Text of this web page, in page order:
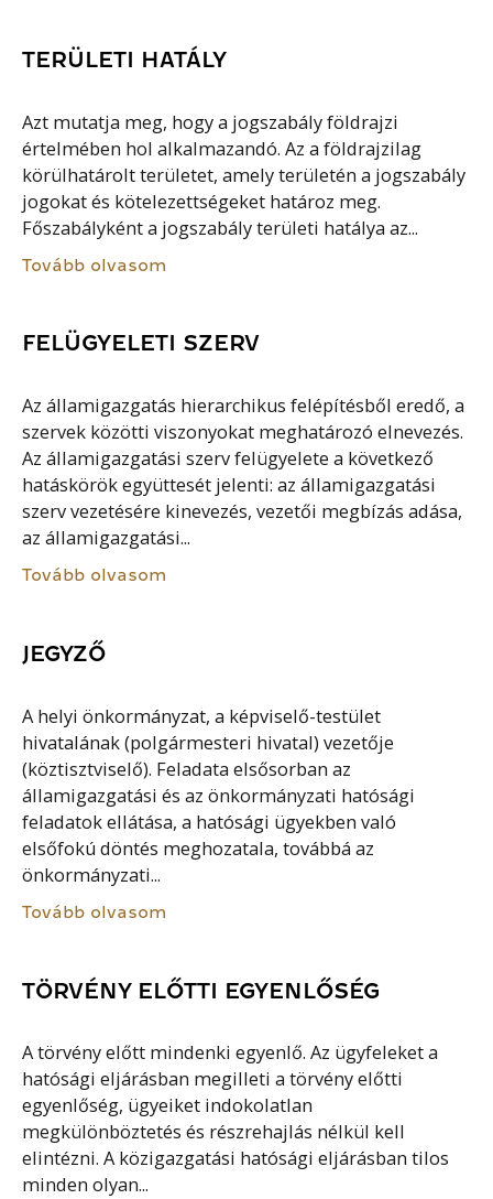
TERÜLETI HATÁLY
Azt mutatja meg, hogy a jogszabály földrajzi
értelmében hol alkalmazandó. Az a földrajzilag
körülhatárolt területet, amely területén a jogszabály
jogokat és kötelezettségeket határoz meg.
Főszabályként a jogszabály területi hatálya az...
Tovább olvasom
FELÜGYELETI SZERV
Az államigazgatás hierarchikus felépítésből eredő, a
szervek közötti viszonyokat meghatározó elnevezés.
Az államigazgatási szerv felügyelete a következő
hatáskörök együttesét jelenti: az államigazgatási
szerv vezetésére kinevezés, vezetői megbízás adása,
az államigazgatási...
Tovább olvasom
JEGYZŐ
A helyi önkormányzat, a képviselő-testület
hivatalának (polgármesteri hivatal) vezetője
(köztisztviselő). Feladata elsősorban az
államigazgatási és az önkormányzati hatósági
feladatok ellátása, a hatósági ügyekben való
elsőfokú döntés meghozatala, továbbá az
önkormányzati...
Tovább olvasom
TÖRVÉNY ELŐTTI EGYENLŐSÉG
A törvény előtt mindenki egyenlő. Az ügyfeleket a
hatósági eljárásban megilleti a törvény előtti
egyenlőség, ügyeiket indokolatlan
megkülönböztetés és részrehajlás nélkül kell
elintézni. A közigazgatási hatósági eljárásban tilos
minden olyan...